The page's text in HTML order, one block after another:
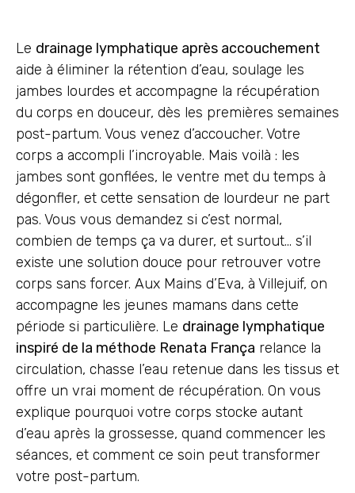
Le drainage lymphatique après accouchement
aide à éliminer la rétention d’eau, soulage les
jambes lourdes et accompagne la récupération
du corps en douceur, dès les premières semaines
post-partum. Vous venez d’accoucher. Votre
corps a accompli l’incroyable. Mais voilà : les
jambes sont gonflées, le ventre met du temps à
dégonfler, et cette sensation de lourdeur ne part
pas. Vous vous demandez si c’est normal,
combien de temps ça va durer, et surtout… s’il
existe une solution douce pour retrouver votre
corps sans forcer. Aux Mains d’Eva, à Villejuif, on
accompagne les jeunes mamans dans cette
période si particulière. Le drainage lymphatique
inspiré de la méthode Renata França relance la
circulation, chasse l’eau retenue dans les tissus et
offre un vrai moment de récupération. On vous
explique pourquoi votre corps stocke autant
d’eau après la grossesse, quand commencer les
séances, et comment ce soin peut transformer
votre post-partum.